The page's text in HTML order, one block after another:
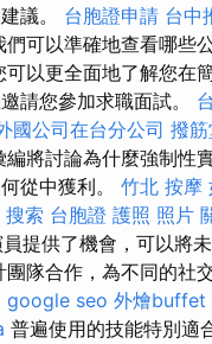
議。 台胞證申請 台中
們可以準確地查看哪些
以更全面地了解您在
請您參加求職面試。
國公司在台分公司 撥
將討論為什麼強制性
從中獲利。 竹北 按摩
搜索 台胞證 護照 照片
提供了機會，可以將
隊合作，為不同的社
google seo 外燴buffet
普遍使用的技能特別適